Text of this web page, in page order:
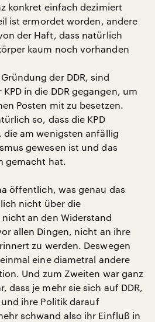
konkret einfach dezimiert
ist ermordet worden, andere
der Haft, dass natürlich
kaum noch vorhanden
der DDR, sind
in die DDR gegangen, um
Posten mit zu besetzen.
so, dass die KPD
die am wenigsten anfällig
gewesen ist und das
gemacht hat.
öffentlich, was genau das
nicht über die
an den Widerstand
allen Dingen, nicht an ihre
zu werden. Deswegen
eine diametral andere
Und zum Zweiten war ganz
dass je mehr sie sich auf DDR,
ihre Politik darauf
schwand also ihr Einfluß in